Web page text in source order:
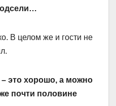
В целом же и гости не
– это хорошо, а можно
почти половине